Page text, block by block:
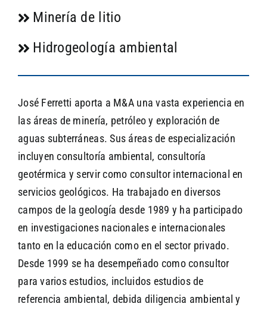
Minería de litio
Hidrogeología ambiental
José Ferretti aporta a M&A una vasta experiencia en
las áreas de minería, petróleo y exploración de
aguas subterráneas. Sus áreas de especialización
incluyen consultoría ambiental, consultoría
geotérmica y servir como consultor internacional en
servicios geológicos. Ha trabajado en diversos
campos de la geología desde 1989 y ha participado
en investigaciones nacionales e internacionales
tanto en la educación como en el sector privado.
Desde 1999 se ha desempeñado como consultor
para varios estudios, incluidos estudios de
referencia ambiental, debida diligencia ambiental y